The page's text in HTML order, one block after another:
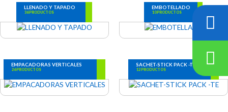
LLENADO Y TAPADO
36 PRODUCTOS
EMBOTELLADO
10 PRODUCTOS
EMPACADORAS VERTICALES
26 PRODUCTOS
SACHET-STICK PACK -TE
12 PRODUCTOS